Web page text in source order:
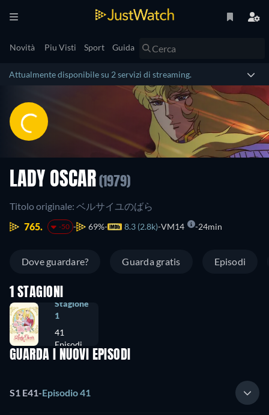
Novità Piu Visti Sport Guida
Attualmente disponibile su 2 servizi di streaming.
LADY OSCAR (1979)
Titolo originale: ベルサイユのばら
765.
-50 69% 8.3 (2.8k) VM14 24min
Dove guardare? Guarda gratis Episodi
1 STAGIONI
Stagione
1
41
Episodi
GUARDA I NUOVI EPISODI
S1 E41-Episodio 41